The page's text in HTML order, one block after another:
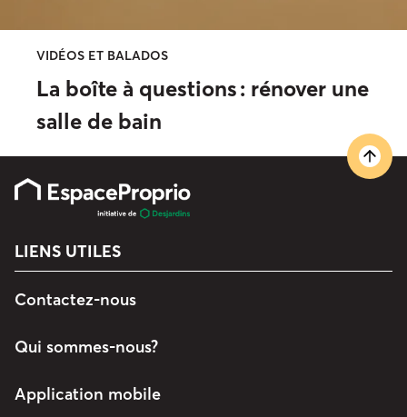
VIDÉOS ET BALADOS
La boîte à questions : rénover une
salle de bain
LIENS UTILES
Contactez-nous
Qui sommes-nous?
Application mobile